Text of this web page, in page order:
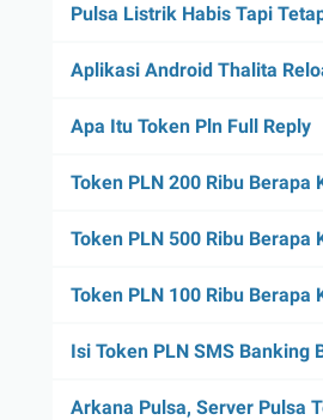
Pulsa Listrik Habis Tapi
Aplikasi Android Thalita
Apa Itu Token Pln Full Reply
Token PLN 200 Ribu Berapa
Token PLN 500 Ribu Berapa
Token PLN 100 Ribu Berapa
Isi Token PLN SMS Banking
Arkana Pulsa, Server Pulsa